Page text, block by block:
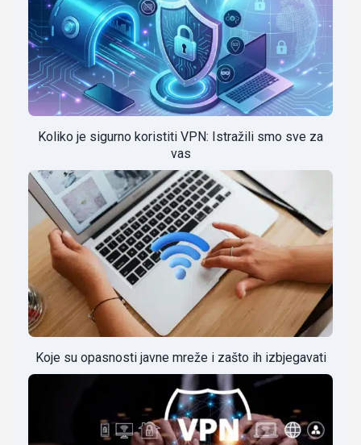
Koliko je sigurno koristiti VPN: Istražili smo sve za
vas
Koje su opasnosti javne mreže i zašto ih izbjegavati